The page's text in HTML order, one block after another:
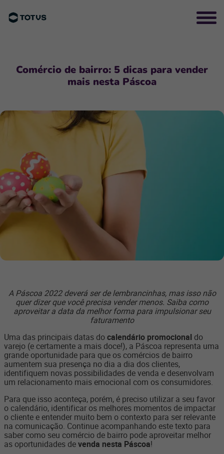
Comércio de bairro: 5 dicas para vender
mais nesta Páscoa
A Páscoa 2022 deverá ser de lembrancinhas, mas isso não
quer dizer que você precisa vender menos. Saiba como
aproveitar a data da melhor forma para impulsionar seu
faturamento
Uma das principais datas docalendário promocional do
varejo (e certamente a mais doce!), a Páscoa representa uma
grande oportunidade para que os comércios de bairro
aumentem sua presença no dia a dia dos clientes,
identifiquem novas possibilidades de venda e desenvolvam
um relacionamento mais emocional com os consumidores.
Para que isso aconteça, porém, é preciso utilizar a seu favor
o calendário, identificar os melhores momentos de impactar
o cliente e entender muito bem o contexto para ser relevante
na comunicação. Continue acompanhando este texto para
saber como seu comércio de bairro pode aproveitar melhor
as oportunidades devenda nesta Páscoa!